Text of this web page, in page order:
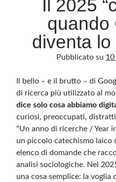
Archivio
Archivi
Categorie
Categorie
Questo blog non rappresenta una testata
senza alcuna periodicità. Non può pertanto
sensi della legge n· 62 del 7.03.2001.
pubblicato dai lettori nei commenti ai vari
ritenuti offensivi o lesivi dell’immagine o
razzisti o che contengano dati personali
Il 2025
quando
diventa
Pubblicato su 10
Il bello – e il brutto – di
di ricerca più utilizzato al
dice solo cosa abbiamo
curiosi, preoccupati,
“Un anno di ricerche / Year
un piccolo catechismo laico
elenco di domande che
analisi sociologiche. Nel
una cosa semplice: la voglia